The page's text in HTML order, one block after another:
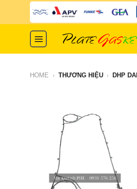
HOME › THƯƠNG HIỆU › DHP